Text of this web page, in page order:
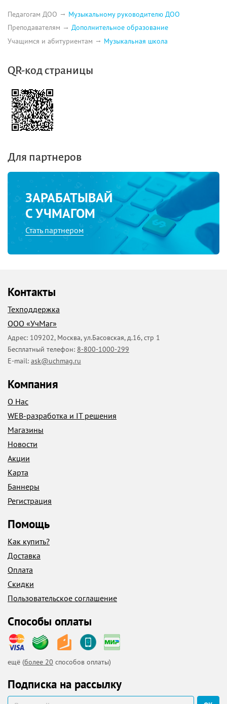
Педагогам ДОО
Музыкальному руководителю ДОО
Преподавателям
Дополнительное образование
Учащимся и абитуриентам
Музыкальная школа
QR-код страницы
Для партнеров
ЗАРАБАТЫВАЙ
С УЧМАГОМ
Стать партнером
Контакты
Техподдержка
ООО «УчМаг»
Адрес: 109202, Москва,ул.Басовская, д.16, стр 1
Бесплатный телефон: 8-800-1000-299
E-mail: ask@uchmag.ru
Компания
О Нас
WEB-разработка и IT решения
Магазины
Новости
Акции
Карта
Баннеры
Регистрация
Помощь
Как купить?
Доставка
Оплата
Скидки
Пользовательское соглашение
Способы оплаты
ещё (более 20 способов оплаты)
Подписка на рассылку